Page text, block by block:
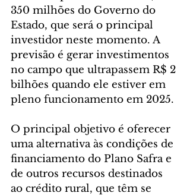
350 milhões do Governo do
Estado, que será o principal
investidor neste momento. A
previsão é gerar investimentos
no campo que ultrapassem R$ 2
bilhões quando ele estiver em
pleno funcionamento em 2025.
O principal objetivo é oferecer
uma alternativa às condições de
financiamento do Plano Safra e
de outros recursos destinados
ao crédito rural, que têm se